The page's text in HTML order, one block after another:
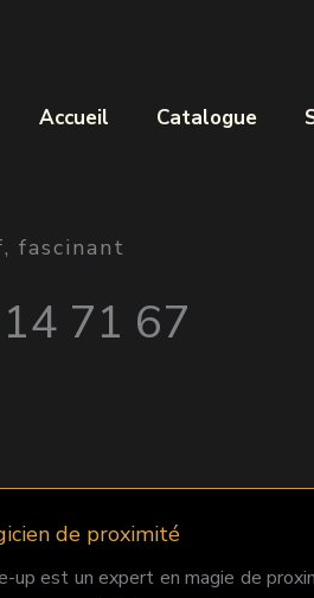
Accueil Catalogue
fascinant
71 67
de proximité
up est un expert en magie de